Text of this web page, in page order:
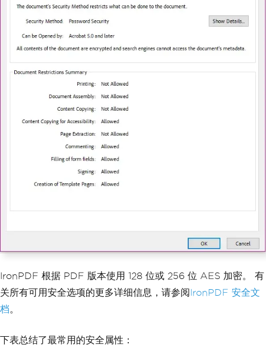
IronPDF 根据 PDF 版本使用 128 位或 256 位 AES 加密。 有
关所有可用安全选项的更多详细信息，请参阅IronPDF 安全文
档。
下表总结了最常用的安全属性：